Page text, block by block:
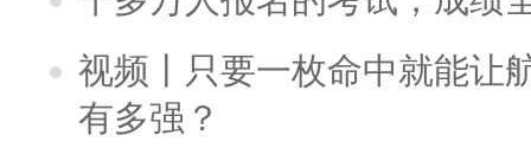
视频丨只要一枚命中就能让
有多强？